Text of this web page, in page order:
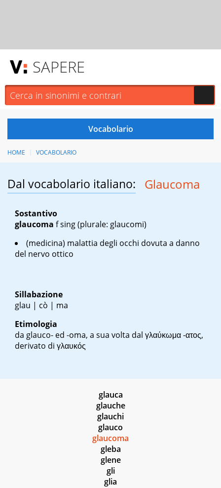
SAPERE
HOME VOCABOLARIO
Dal vocabolario italiano: Glaucoma
Sostantivo
glaucoma fsing(plurale: glaucomi)
(medicina) malattia degli occhi dovuta a danno
del nervo ottico
Sillabazione
glau | cò | ma
Etimologia
da glauco- ed -oma, a sua volta dal γλαύκωμα -ατος,
derivato di γλαυκός
glauca
glauche
glauchi
glauco
glaucoma
gleba
glene
gli
glia